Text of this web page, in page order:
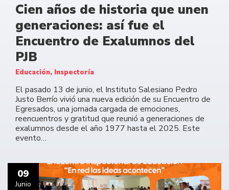
Cien años de historia que unen
generaciones: así fue el
Encuentro de Exalumnos del
PJB
Educación, Inspectoría
El pasado 13 de junio, el Instituto Salesiano Pedro
Justo Berrío vivió una nueva edición de su Encuentro de
Egresados, una jornada cargada de emociones,
reencuentros y gratitud que reunió a generaciones de
exalumnos desde el año 1977 hasta el 2025. Este
evento…
09
Junio